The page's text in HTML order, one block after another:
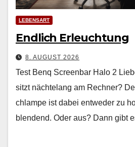
LEBENSART
Endlich Erleuchtung
8. AUGUST 2026
Test Benq Screenbar Halo 2
sitzt nächte­lang am Rech­n­er?
chlampe ist dabei entwed­er zu
blendend. Oder aus? Dann gibt